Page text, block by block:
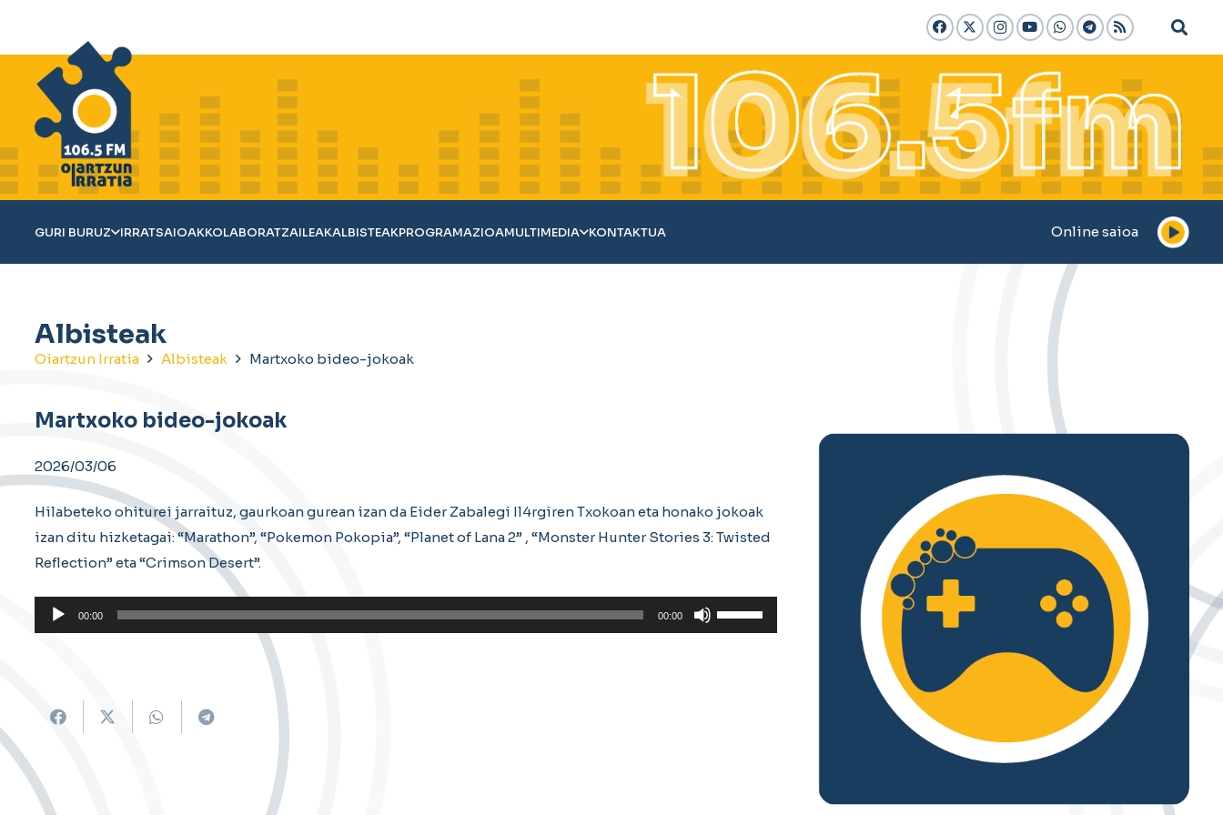
GURI BURUZ IRRATSAIOAKKOLABORATZAILEAKALBISTEAKPROGRAMAZIOAMULTIMEDIA KONTAKTUA Online saioa
Albisteak
Oiartzun Irratia Albisteak Martxoko bideo-jokoak
Martxoko bideo-jokoak
2026/03/06
Hilabeteko ohiturei jarraituz, gaurkoan gurean izan da Eider Zabalegi Il4rgiren Txokoan eta honako jokoak
izan ditu hizketagai: “Marathon”, “Pokemon Pokopia”, “Planet of Lana 2” , “Monster Hunter Stories 3: Twisted
Reflection” eta “Crimson Desert”.
Soinu
erreproduzigailua
00:00 00:00
Erabili
gora/behera